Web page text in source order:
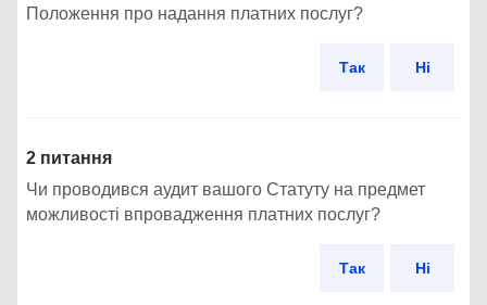
Положення про надання платних послуг?
Так Ні
2 питання
Чи проводився аудит вашого Статуту на предмет
можливості впровадження платних послуг?
Так Ні